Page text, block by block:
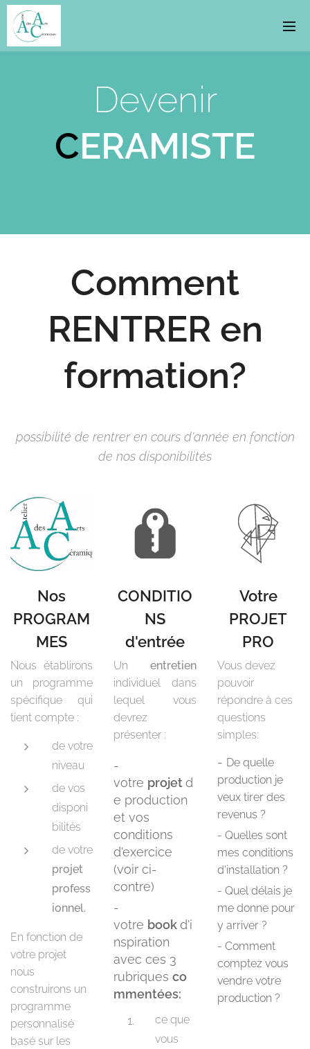
Devenir
CERAMISTE
Comment
RENTRER en
formation?
possibilité de rentrer en cours d'année en fonction
de nos disponibilités
Nos
PROGRAM
MES
Nous établirons
un programme
spécifique qui
tient compte :
de votre
niveau
de vos
disponi
bilités
de votre
projet
profess
ionnel.
En fonction de
votre projet
nous
construirons un
programme
personnalisé
basé sur les
CONDITIO
NS
d'entrée
Un entretien
individuel dans
lequel vous
devrez
présenter :
-
votre projetd
e production
et vos
conditions
d'exercice
(voir ci-
contre)
-
votre bookd'i
nspiration
avec ces 3
rubriquesco
mmentées:
ce que
vous
Votre
PROJET
PRO
Vous devez
pouvoir
répondre à ces
questions
simples:
- De quelle
production je
veux tirer des
revenus ?
- Quelles sont
mes conditions
d'installation ?
- Quel délais je
me donne pour
y arriver ?
- Comment
comptez vous
vendre votre
production ?